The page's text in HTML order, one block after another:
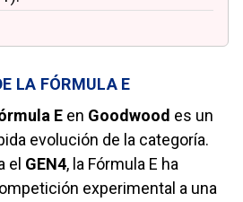
LA FÓRMULA E
E en Goodwood es un
evolución de la categoría.
el GEN4, la Fórmula E ha
experimental a una